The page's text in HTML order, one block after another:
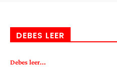
DEBES LEER
Debes leer...